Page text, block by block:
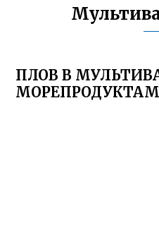
ПЛОВ В